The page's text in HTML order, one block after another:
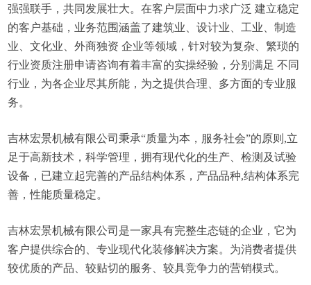
强强联手，共同发展壮大。在客户层面中力求广泛 建立稳定
的客户基础，业务范围涵盖了建筑业、设计业、工业、制造
业、文化业、外商独资 企业等领域，针对较为复杂、繁琐的
行业资质注册申请咨询有着丰富的实操经验，分别满足 不同
行业，为各企业尽其所能，为之提供合理、多方面的专业服
务。
吉林宏景机械有限公司秉承“质量为本，服务社会”的原则,立
足于高新技术，科学管理，拥有现代化的生产、检测及试验
设备，已建立起完善的产品结构体系，产品品种,结构体系完
善，性能质量稳定。
吉林宏景机械有限公司是一家具有完整生态链的企业，它为
客户提供综合的、专业现代化装修解决方案。为消费者提供
较优质的产品、较贴切的服务、较具竞争力的营销模式。